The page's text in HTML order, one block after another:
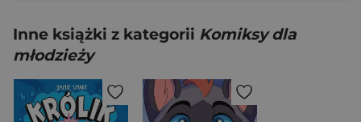
Inne książki z kategorii Komiksy dla
młodzieży